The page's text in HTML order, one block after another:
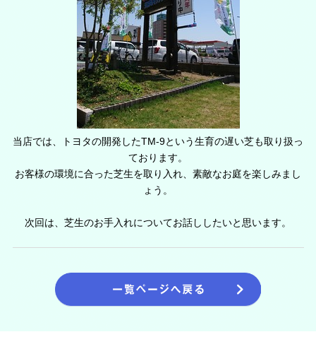
当店では、トヨタの開発したTM-9という生育の遅い芝も取り扱っ
ております。
お客様の環境に合った芝生を取り入れ、素敵なお庭を楽しみまし
ょう。
次回は、芝生のお手入れについてお話ししたいと思います。